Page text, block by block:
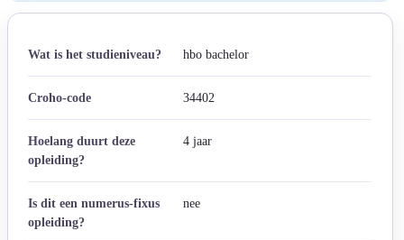
Wat is het studieniveau? hbo bachelor
Croho-code 34402
Hoelang duurt deze
opleiding?
4 jaar
Is dit een numerus-fixus
opleiding?
nee